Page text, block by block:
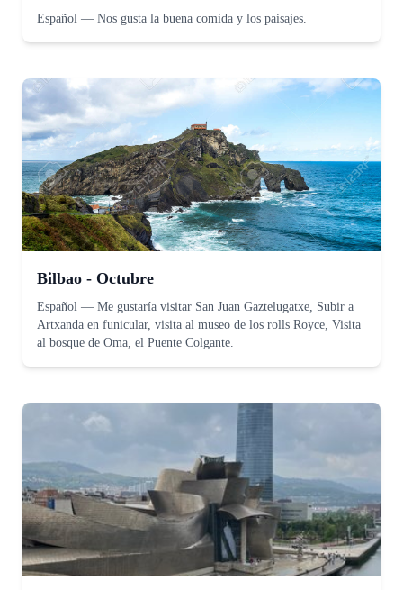
Español — Nos gusta la buena comida y los paisajes.
Bilbao - Octubre
Español — Me gustaría visitar San Juan Gaztelugatxe, Subir a
Artxanda en funicular, visita al museo de los rolls Royce, Visita
al bosque de Oma, el Puente Colgante.